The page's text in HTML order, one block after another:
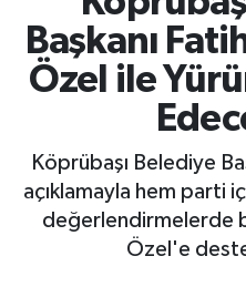
Başkanı
Özel ile
Köprübaşı Belediye
açıklamayla hem parti
değerlendirmelerde
Özel'e
RESMİ İLAN
BİLİM VE TEKNOLOJİ
RESMİ İLAN
Yaşam
Tarih
Çevre